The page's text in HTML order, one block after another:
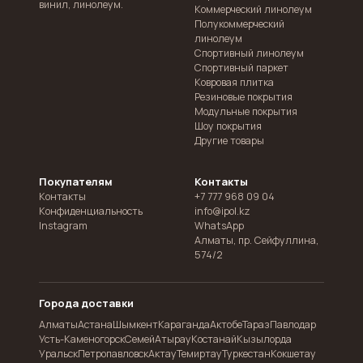
винил, линолеум.
Коммерческий линолеум
Полукоммерческий
линолеум
Спортивный линолеум
Спортивный паркет
Ковровая плитка
Резиновые покрытия
Модульные покрытия
Шоу покрытия
Другие товары
Покупателям
Контакты
Конфиденциальность
Instagram
Контакты
+7 777 968 09 04
info@ipol.kz
WhatsApp
Алматы, пр. Сейфуллина,
574/2
Города доставки
АлматыАстанаШымкентКарагандаАктобеТаразПавлодар
Усть-КаменогорскСемейАтырауКостанайКызылорда
УральскПетропавловскАктауТемиртауТуркестанКокшетау